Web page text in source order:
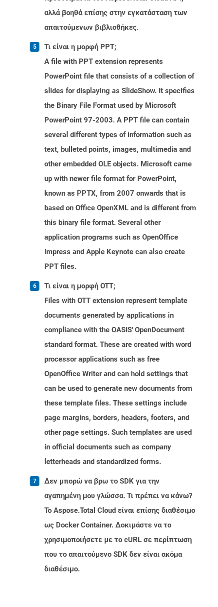
αλλά βοηθά επίσης στην εγκατάσταση των
απαιτούμενων βιβλιοθήκες.
Τι είναι η μορφή PPT;
A file with PPT extension represents
PowerPoint file that consists of a collection of
slides for displaying as SlideShow. It specifies
the Binary File Format used by Microsoft
PowerPoint 97-2003. A PPT file can contain
several different types of information such as
text, bulleted points, images, multimedia and
other embedded OLE objects. Microsoft came
up with newer file format for PowerPoint,
known as PPTX, from 2007 onwards that is
based on Office OpenXML and is different from
this binary file format. Several other
application programs such as OpenOffice
Impress and Apple Keynote can also create
PPT files.
Τι είναι η μορφή OTT;
Files with OTT extension represent template
documents generated by applications in
compliance with the OASIS' OpenDocument
standard format. These are created with word
processor applications such as free
OpenOffice Writer and can hold settings that
can be used to generate new documents from
these template files. These settings include
page margins, borders, headers, footers, and
other page settings. Such templates are used
in official documents such as company
letterheads and standardized forms.
Δεν μπορώ να βρω το SDK για την
αγαπημένη μου γλώσσα. Τι πρέπει να κάνω?
Το Aspose.Total Cloud είναι επίσης διαθέσιμο
ως Docker Container. Δοκιμάστε να το
χρησιμοποιήσετε με το cURL σε περίπτωση
που το απαιτούμενο SDK δεν είναι ακόμα
διαθέσιμο.